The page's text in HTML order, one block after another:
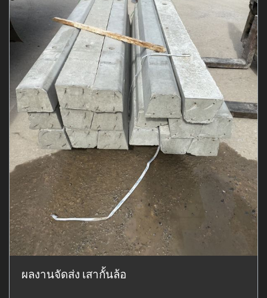
ผลงานจัดส่ง เสากั้นล้อ